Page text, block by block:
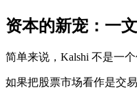
资本的新宠：一
简单来说，Kalshi 不是一
如果把股票市场看作是交